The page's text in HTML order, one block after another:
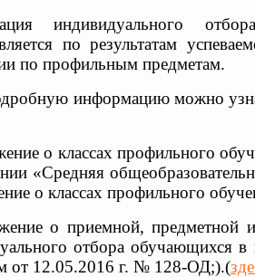
индивидуального
по результатам
по профильным предметам.
информацию можно
о классах профильного
«Средняя
о классах профильного
о приемной, предметной
отбора
от 12.05.2016 г. № 128-ОД;).(